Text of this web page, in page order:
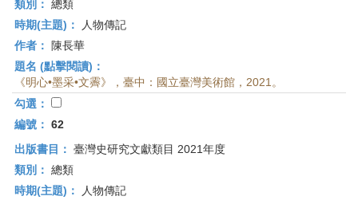
類別： 總類
時期(主題)：
人物傳記
作者：
陳長華
題名 (點擊閱讀)：
《明心•墨采•文霽》，臺中：國立臺灣美術館，2021。
勾選：
編號： 62
出版書目： 臺灣史研究文獻類目 2021年度
類別： 總類
時期(主題)：
人物傳記